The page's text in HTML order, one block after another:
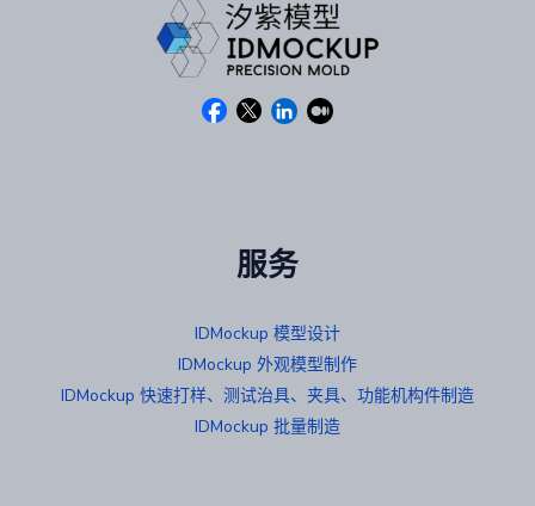
服务
IDMockup 模型设计
IDMockup 外观模型制作
IDMockup 快速打样、测试治具、夹具、功能机构件制造
IDMockup 批量制造